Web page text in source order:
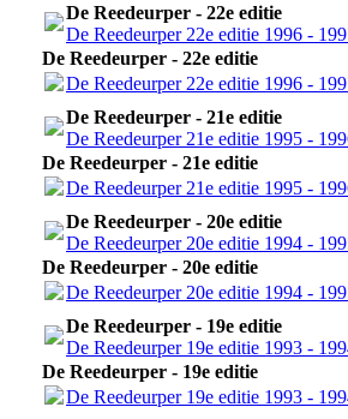
De Reedeurper - 22e editie
De Reedeurper 22e editie 1996 -
De Reedeurper - 22e editie
De Reedeurper 22e editie 1996 -
De Reedeurper - 21e editie
De Reedeurper 21e editie 1995 -
De Reedeurper - 21e editie
De Reedeurper 21e editie 1995 -
De Reedeurper - 20e editie
De Reedeurper 20e editie 1994 -
De Reedeurper - 20e editie
De Reedeurper 20e editie 1994 -
De Reedeurper - 19e editie
De Reedeurper 19e editie 1993 -
De Reedeurper - 19e editie
De Reedeurper 19e editie 1993 -